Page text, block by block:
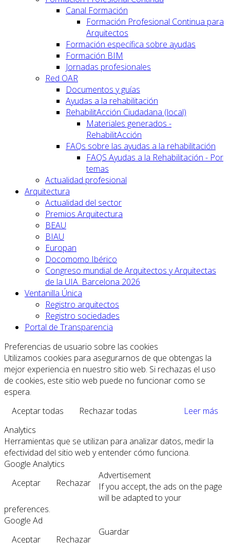
Canal Formación
Formación Profesional Continua para
Arquitectos
Formación específica sobre ayudas
Formación BIM
Jornadas profesionales
Red OAR
Documentos y guías
Ayudas a la rehabilitación
RehabilitAcción Ciudadana (local)
Materiales generados -
RehabilitAcción
FAQs sobre las ayudas a la rehabilitación
FAQS Ayudas a la Rehabilitación - Por
temas
Actualidad profesional
Arquitectura
Actualidad del sector
Premios Arquitectura
BEAU
BIAU
Europan
Docomomo Ibérico
Congreso mundial de Arquitectos y Arquitectas
de la UIA. Barcelona 2026
Ventanilla Única
Registro arquitectos
Registro sociedades
Portal de Transparencia
Preferencias de usuario sobre las cookies
Utilizamos cookies para asegurarnos de que obtengas la
mejor experiencia en nuestro sitio web. Si rechazas el uso
de cookies, este sitio web puede no funcionar como se
espera.
Aceptar todas
Rechazar todas
Leer más
Analytics
Herramientas que se utilizan para analizar datos, medir la
efectividad del sitio web y entender cómo funciona.
Google Analytics
Aceptar
Rechazar
Advertisement
If you accept, the ads on the page
will be adapted to your
preferences.
Google Ad
Aceptar
Rechazar
Guardar